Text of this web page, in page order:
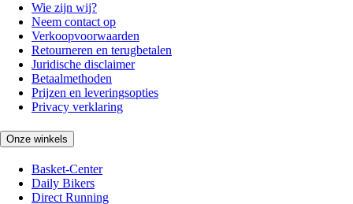
Wie zijn wij?
Neem contact op
Verkoopvoorwaarden
Retourneren en terugbetalen
Juridische disclaimer
Betaalmethoden
Prijzen en leveringsopties
Privacy verklaring
Onze winkels
Basket-Center
Daily Bikers
Direct Running